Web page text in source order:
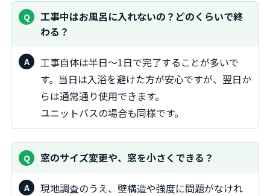
工事中はお風呂に入れないの？どのくらいで終
わる？
工事自体は半日～1日で完了することが多いで
す。当日は入浴を避けた方が安心ですが、翌日か
らは通常通り使用できます。
ユニットバスの場合も同様です。
窓のサイズ変更や、窓を小さくできる？
現地調査のうえ、壁構造や強度に問題がなけれ